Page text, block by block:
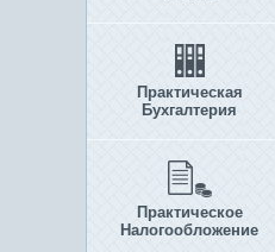
Практическая
Бухгалтерия
Практическое
Налогообложение